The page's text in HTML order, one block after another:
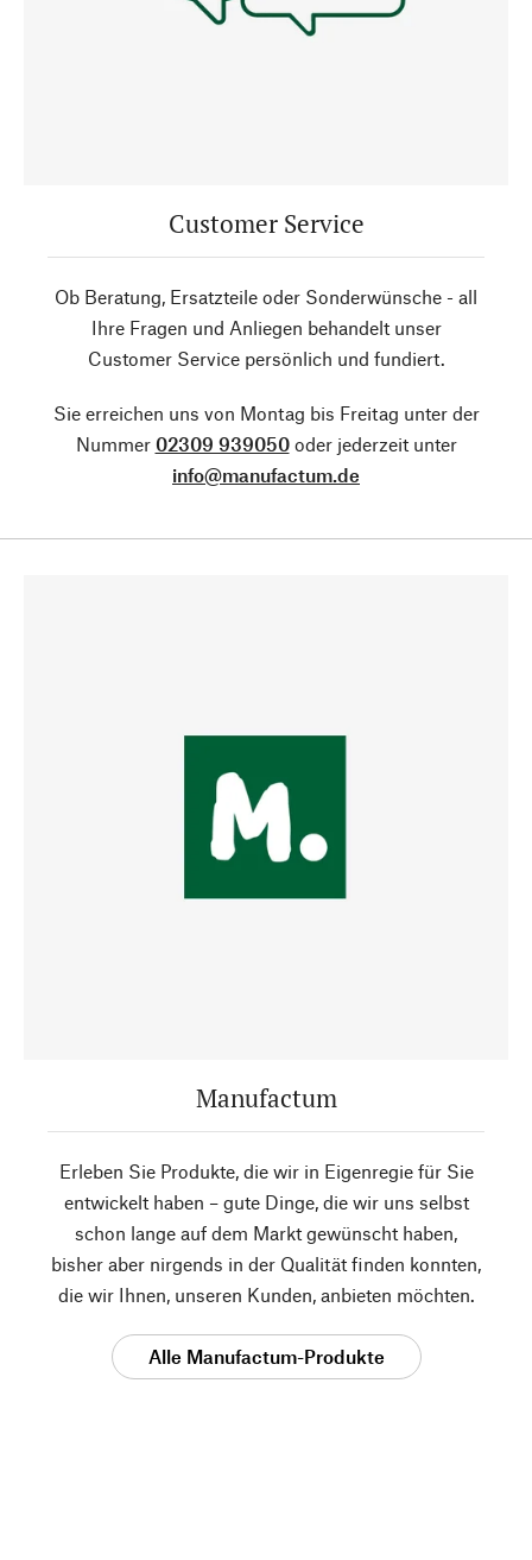
Customer Service
Ob Beratung, Ersatzteile oder Sonderwünsche - all
Ihre Fragen und Anliegen behandelt unser
Customer Service persönlich und fundiert.
Sie erreichen uns von Montag bis Freitag unter der
Nummer 02309 939050oder jederzeit unter
info@manufactum.de
Manufactum
Erleben Sie Produkte, die wir in Eigenregie für Sie
entwickelt haben – gute Dinge, die wir uns selbst
schon lange auf dem Markt gewünscht haben,
bisher aber nirgends in der Qualität finden konnten,
die wir Ihnen, unseren Kunden, anbieten möchten.
Alle Manufactum-Produkte